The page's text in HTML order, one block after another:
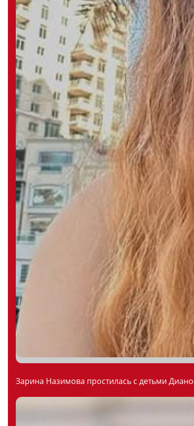
Зарина Назимова простилась с детьми